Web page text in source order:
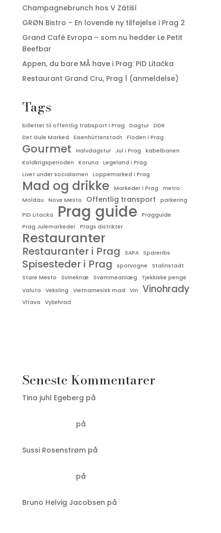
Champagnebrunch hos V Zátiší
GRØN Bistro – En lovende ny tilføjelse i Prag 2
Grand Café Evropa – som nu hedder Le Petit
Beefbar
Appen, du bare MÅ have i Prag: PID Litačka
Restaurant Grand Cru, Prag 1 (anmeldelse)
Tags
billetter til offentlig trabsport i Prag Dagtur
DDR
Det Gule Marked
Eisenhüttenstadt Floden i Prag
Gourmet Halvdagstur Jul i Prag
kabelbanen
Koldkrigsperioden
Koruna
Legeland i Prag
Livet under socialismen
Loppemarked i Prag
Mad og drikke Markeder i Prag
metro
Moldau
Nove Mesto Offentlig transport
parkering
PID Litacka
Prag guide
Pragguide
Prag Julemarkeder
Prags distrikter
Restauranter
Restauranter i Prag SAPA Spareribs
Spisesteder i Prag sporvogne
Stalinstadt
Stare Mesto
Svineknæ Svømmeanlæg
Tjekkiske penge
Valuta
Veksling Vietnamesisk mad Vin Vinohrady
Vltava Vyšehrad
Seneste Kommentarer
Tina juhl Egeberg på
på
Sussi Rosenstrømpå
på
Bruno Helvig Jacobsen på